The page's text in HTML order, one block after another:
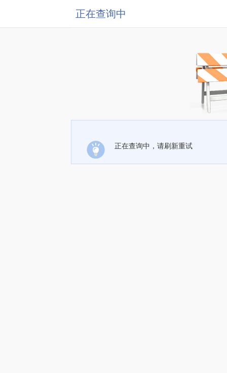
正在查询中
正在查询中，请刷新重试